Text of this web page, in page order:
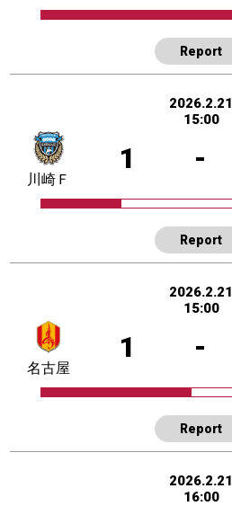
Report
2026.2.21
15:00
1 -
川崎Ｆ
Report
2026.2.21
15:00
1 -
名古屋
Report
2026.2.21
16:00